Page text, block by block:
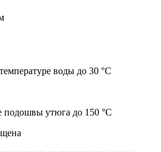
воды до 30 °C
подошвы утюга до 150 °C